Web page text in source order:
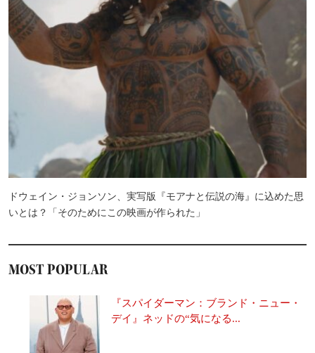
ドウェイン・ジョンソン、実写版『モアナと伝説の海』に込めた思
いとは？「そのためにこの映画が作られた」
MOST POPULAR
『スパイダーマン：ブランド・ニュー・
デイ』ネッドの“気になる...